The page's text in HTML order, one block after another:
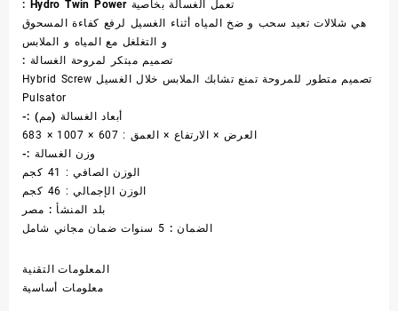
تعمل الغسالة بخاصية Hydro Twin Power :
هي شلالات تعيد سحب و ضخ المياه أثناء الغسيل لرفع كفاءة المسحوق
و التغلغل مع المياه و الملابس
تصميم مبتكر لمروحة الغسالة :
تصميم متطور للمروحة تمنع تشابك الملابس خلال الغسيل Hybrid Screw
Pulsator
أبعاد الغسالة (مم) :-
العرض × الارتفاع × العمق : 607 × 1007 × 683
وزن الغسالة :-
الوزن الصافي : 41 كجم
الوزن الإجمالي : 46 كجم
بلد المنشأ : مصر
الضمان :
المعلومات التقنية
معلومات أساسية